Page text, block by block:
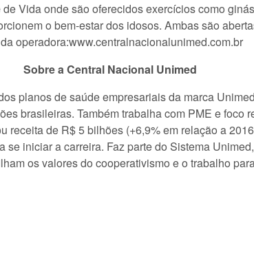
Vida onde são oferecidos exercícios como
o bem-estar dos idosos. Ambas são
operadora:www.centralnacionalunimed.com.br
Sobre a Central Nacional Unimed
planos de saúde empresariais da marca
brasileiras. Também trabalha com PME e foco
receita de R$ 5 bilhões (+6,9% em relação a
iniciar a carreira. Faz parte do Sistema
os valores do cooperativismo e o trabalho